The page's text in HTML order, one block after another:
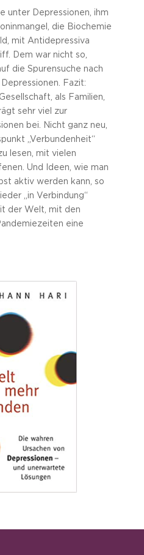
unter Depressionen, ihm
die Biochemie
mit Antidepressiva
Dem war nicht so,
die Spurensuche nach
Fazit:
als Familien,
sehr viel zur
bei. Nicht ganz neu,
„Verbundenheit“
lesen, mit vielen
Und Ideen, wie man
aktiv werden kann, so
„in Verbindung“
der Welt, mit den
eine